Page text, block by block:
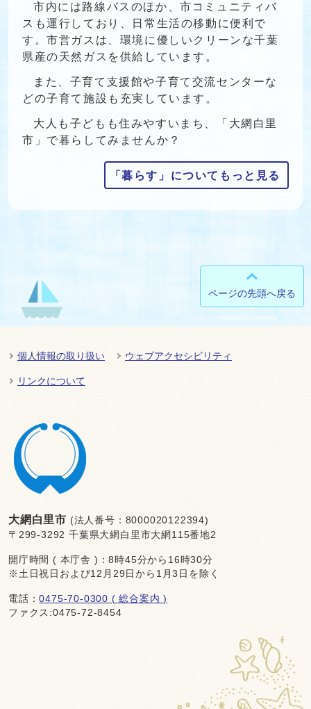
市内には路線バスのほか、市コミュニティバ
スも運行しており、日常生活の移動に便利で
す。市営ガスは、環境に優しいクリーンな千葉
県産の天然ガスを供給しています。
また、子育て支援館や子育て交流センターな
どの子育て施設も充実しています。
大人も子どもも住みやすいまち、「大網白里
市」で暮らしてみませんか？
「暮らす」についてもっと見る
ページの先頭へ戻る
個人情報の取り扱い ウェブアクセシビリティ
リンクについて
大網白里市 (法人番号：8000020122394)
〒299-3292 千葉県大網白里市大網115番地2
開庁時間 ( 本庁舎 )：8時45分から16時30分
※土日祝日および12月29日から1月3日を除く
電話：0475-70-0300 ( 総合案内 )
ファクス:0475-72-8454